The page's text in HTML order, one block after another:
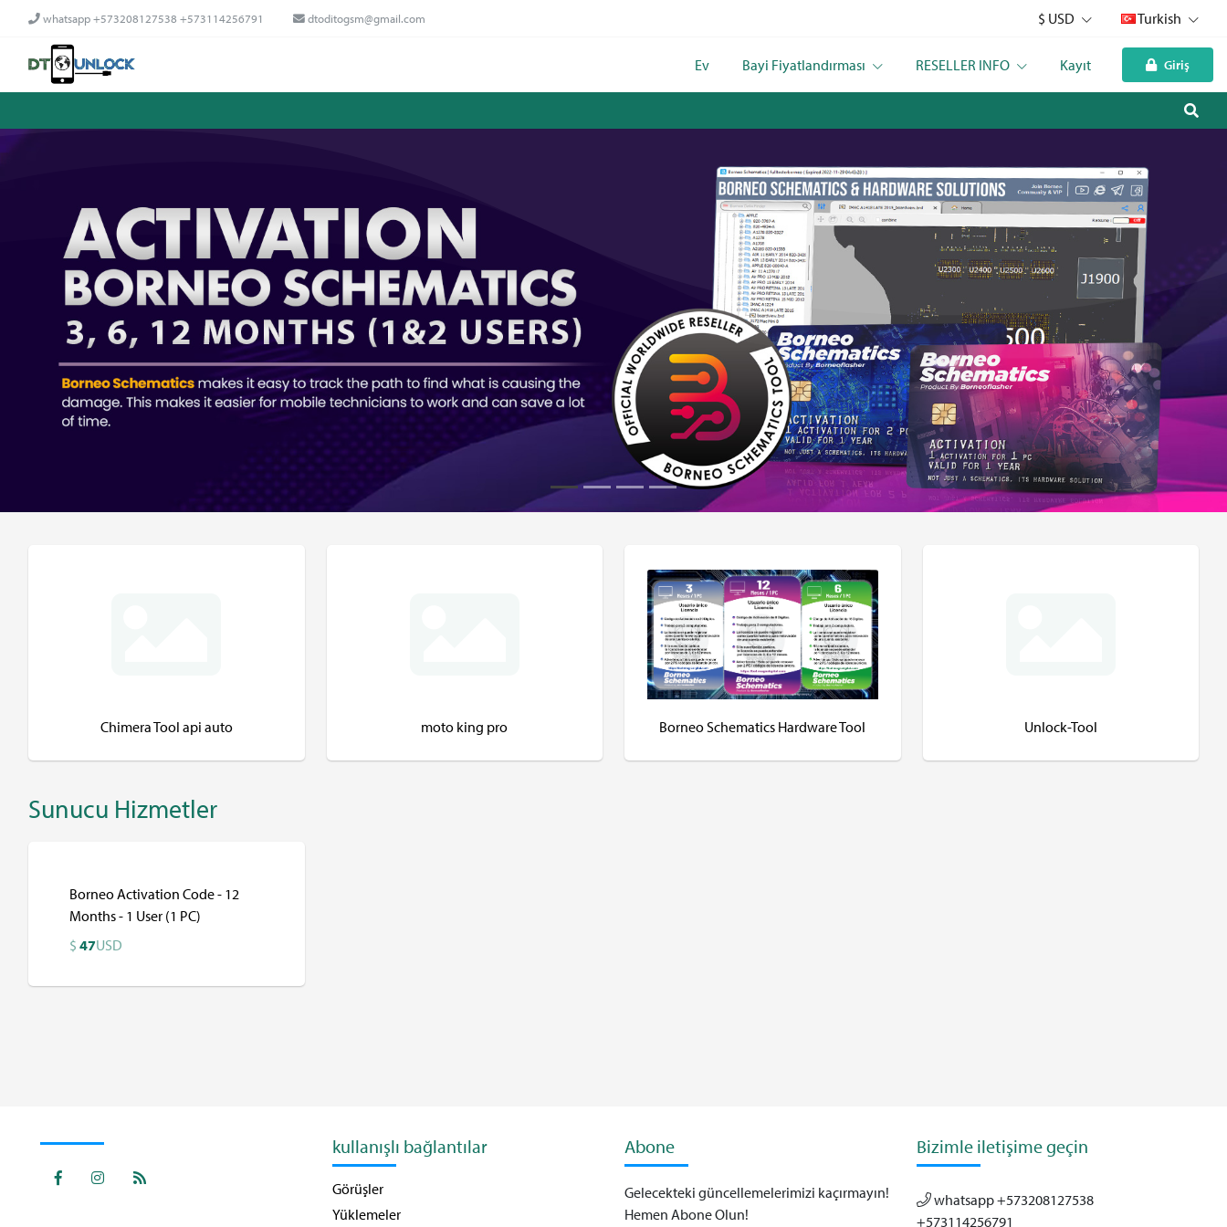
whatsapp +573208127538 +573114256791 dtoditogsm@gmail.com $ USD Turkish
Ev Bayi Fiyatlandırması RESELLER INFO Kayıt Giriş
Chimera Tool api auto moto king pro Borneo Schematics Hardware Tool Unlock-Tool
Sunucu Hizmetler
Borneo Activation Code - 12
Months - 1 User (1 PC)
$ 47USD
kullanışlı bağlantılar
Görüşler
Yüklemeler
Abone
Gelecekteki güncellemelerimizi kaçırmayın!
Hemen Abone Olun!
Bizimle iletişime geçin
whatsapp +573208127538
+573114256791